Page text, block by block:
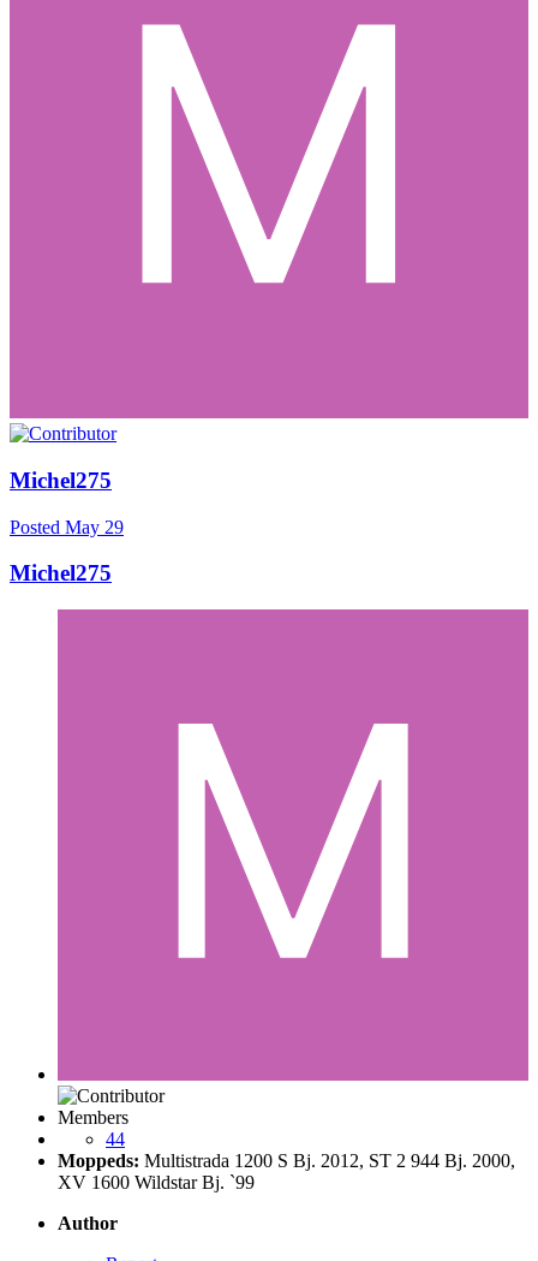
Michel275
Posted May 29
Michel275
Members
44
Moppeds: Multistrada 1200 S Bj. 2012, ST 2 944 Bj. 2000,
XV 1600 Wildstar Bj. `99
Author